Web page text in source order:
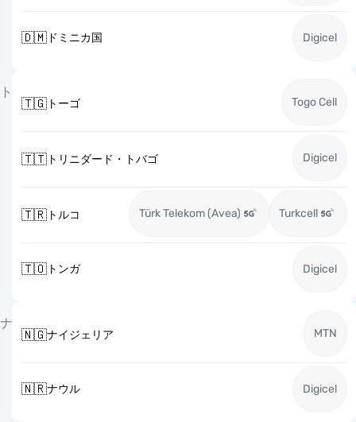
🇩🇲ドミニカ国 Digicel
ト
🇹🇬トーゴ Togo Cell
🇹🇹トリニダード・トバゴ Digicel
🇹🇷トルコ Türk Telekom (Avea) Turkcell
🇹🇴トンガ Digicel
ナ
🇳🇬ナイジェリア MTN
🇳🇷ナウル Digicel